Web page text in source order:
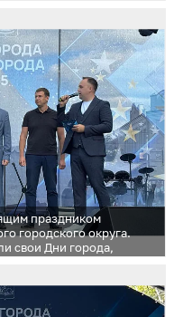
праздником
городского округа.
свои Дни города,